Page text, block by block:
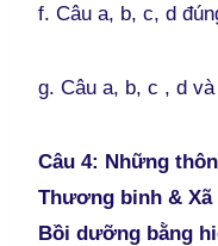
f. Câu a, b, c, d
g. Câu a, b, c , d và
Câu 4: Những
Thương binh &
Bồi dưỡng bằng